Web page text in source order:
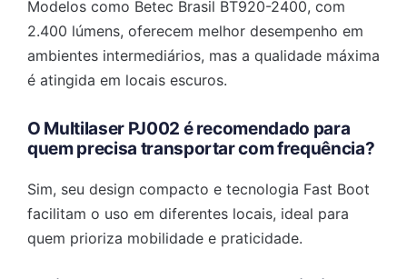
Modelos como Betec Brasil BT920-2400, com
2.400 lúmens, oferecem melhor desempenho em
ambientes intermediários, mas a qualidade máxima
é atingida em locais escuros.
O Multilaser PJ002 é recomendado para
quem precisa transportar com frequência?
Sim, seu design compacto e tecnologia Fast Boot
facilitam o uso em diferentes locais, ideal para
quem prioriza mobilidade e praticidade.